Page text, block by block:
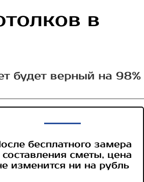
в
будет верный на 98%
бесплатного замера
составления сметы, цена
изменится ни на рубль